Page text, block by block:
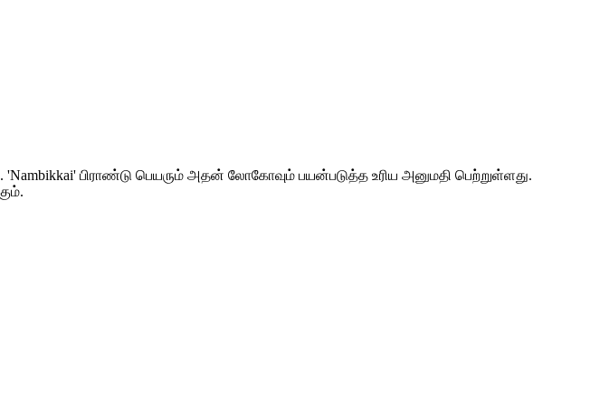
'Nambikkai' பிராண்டு பெயரும் அதன் லோகோவும் பயன்படுத்த உரிய அனுமதி பெற்றுள்ளது.